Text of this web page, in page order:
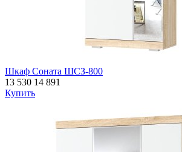
Шкаф Соната ШСЗ-800
13 530 14 891
Купить